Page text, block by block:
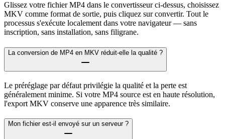
Glissez votre fichier MP4 dans le convertisseur ci-dessus, choisissez
MKV comme format de sortie, puis cliquez sur convertir. Tout le
processus s'exécute localement dans votre navigateur — sans
inscription, sans installation, sans filigrane.
La conversion de MP4 en MKV réduit-elle la qualité ?
Le préréglage par défaut privilégie la qualité et la perte est
généralement minime. Si votre MP4 source est en haute résolution,
l'export MKV conserve une apparence très similaire.
Mon fichier est-il envoyé sur un serveur ?